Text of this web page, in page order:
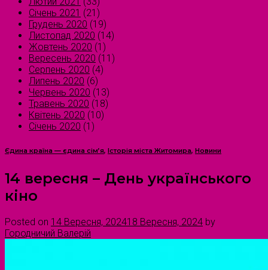
Січень 2021 (21)
Грудень 2020 (19)
Листопад 2020 (14)
Жовтень 2020 (1)
Вересень 2020 (11)
Серпень 2020 (4)
Липень 2020 (6)
Червень 2020 (13)
Травень 2020 (18)
Квітень 2020 (10)
Січень 2020 (1)
Єдина країна — єдина сім’я, Історія міста Житомира, Новини
14 вересня – День українського
кіно
Posted on 14 Вересня, 202418 Вересня, 2024 by
Городничий Валерій